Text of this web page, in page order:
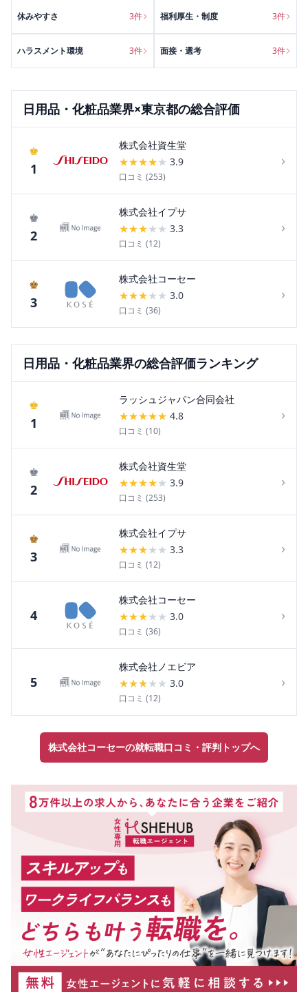
休みやすさ 3件 福利厚生・制度 3件
ハラスメント環境 3件 面接・選考 3件
日用品・化粧品業界×東京都の総合評価
♚
1
株式会社資生堂
★★★★★ 3.9
口コミ (253)
›
♚
2
株式会社イプサ
★★★★ ★ 3.3
口コミ (12)
›
♚
3
株式会社コーセー
★★★★ ★ 3.0
口コミ (36)
›
日用品・化粧品業界の総合評価ランキング
♚
1
ラッシュジャパン合同会社
★★★★★ 4.8
口コミ (10)
›
♚
2
株式会社資生堂
★★★★★ 3.9
口コミ (253)
›
♚
3
株式会社イプサ
★★★★ ★ 3.3
口コミ (12)
›
4
株式会社コーセー
★★★★ ★ 3.0
口コミ (36)
›
5
株式会社ノエビア
★★★★ ★ 3.0
口コミ (12)
›
株式会社コーセーの就転職口コミ・評判トップへ